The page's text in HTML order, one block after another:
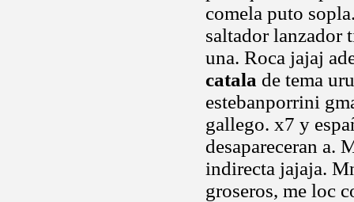
comela puto
saltador lanzador
una. Roca jajaj
catala de tema
estebanporrini
gallego. x7 y
desapareceran a.
indirecta jajaja.
groseros, me loc